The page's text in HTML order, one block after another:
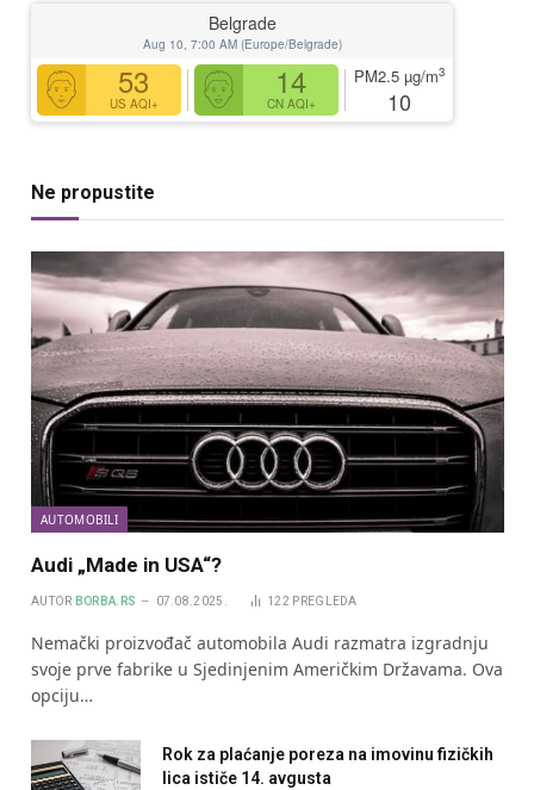
Belgrade
Aug 10, 7:00 AM (Europe/Belgrade)
53
US AQI+
14
CN AQI+
PM2.5 µg/m3
10
Ne propustite
AUTOMOBILI
Audi „Made in USA“?
AUTOR BORBA.RS 07.08.2025. 122 PREGLEDA
Nemački proizvođač automobila Audi razmatra izgradnju
svoje prve fabrike u Sjedinjenim Američkim Državama. Ova
opciju…
Rok za plaćanje poreza na imovinu fizičkih
lica ističe 14. avgusta